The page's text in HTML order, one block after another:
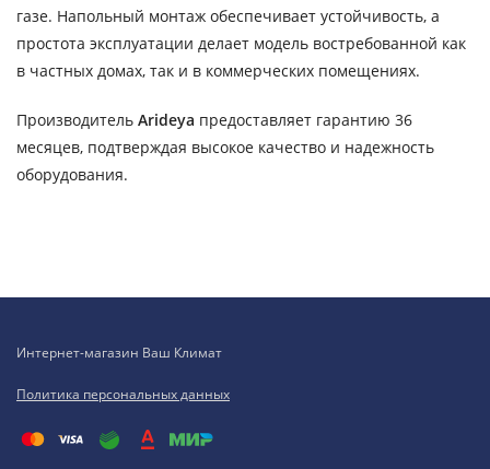
газе. Напольный монтаж обеспечивает устойчивость, а
простота эксплуатации делает модель востребованной как
в частных домах, так и в коммерческих помещениях.
Производитель Arideya предоставляет гарантию 36
месяцев, подтверждая высокое качество и надежность
оборудования.
Интернет-магазин Ваш Климат
Политика персональных данных